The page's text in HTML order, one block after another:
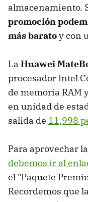
almacenamiento.
promoción
más baratoy con
La Huawei
procesador Intel
de memoria RAM
en unidad de
salida de 11,998
Para aprovechar
debemos ir al
el "Paquete
Recordemos que